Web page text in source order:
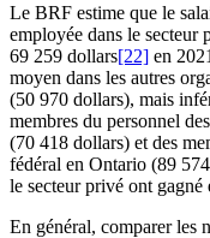
Le BRF estime que le
employée dans le secteur
69 259 dollars[22] en
moyen dans les autres
(50 970 dollars), mais
membres du personnel
(70 418 dollars) et des
fédéral en Ontario (89
le secteur privé ont
En général, comparer les